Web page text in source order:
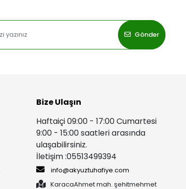
Gönder
Bize Ulaşın
Haftaiçi 09:00 - 17:00 Cumartesi
9:00 - 15:00 saatleri arasında
ulaşabilirsiniz.
İletişim :05513499394
info@akyuztuhafiye.com
KaracaAhmet mah. şehitmehmet